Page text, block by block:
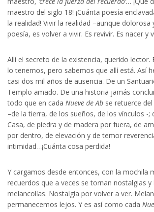
maestro del siglo 18! ¡Cuánta poesía
la realidad! Vivir la realidad –aunque
poesía, es volver a vivir. Es revivir. Es nacer y
Allí el secreto de la existencia, querido lector.
lo tenemos, pero sabemos que allí está. Así
casi dos mil años de ausencia. De un
Templo amado. De una historia jamás
todo que en cada Nueve de Ab se retuerce
–de la tierra, de los sueños, de los vínculos -;
Casa, de piedra y de madera por fuera, de
por dentro, de elevación y de temor
intimidad…¡Cuánta cosa perdida!
Y cargamos desde entonces, con la mochila
recuerdos que a veces se tornan nostalgias y
melancolías. Nostalgia por volver a ver.
permanecemos lejos. Y es así como cada